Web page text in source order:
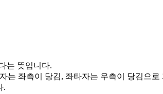
는 뜻입니다.
는 좌측이 당김, 좌타자는 우측이 당김으로
.